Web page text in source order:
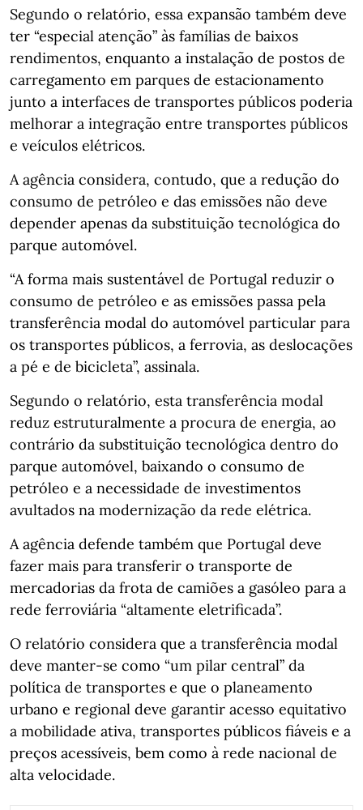
Segundo o relatório, essa expansão também deve
ter “especial atenção” às famílias de baixos
rendimentos, enquanto a instalação de postos de
carregamento em parques de estacionamento
junto a interfaces de transportes públicos poderia
melhorar a integração entre transportes públicos
e veículos elétricos.
A agência considera, contudo, que a redução do
consumo de petróleo e das emissões não deve
depender apenas da substituição tecnológica do
parque automóvel.
“A forma mais sustentável de Portugal reduzir o
consumo de petróleo e as emissões passa pela
transferência modal do automóvel particular para
os transportes públicos, a ferrovia, as deslocações
a pé e de bicicleta”, assinala.
Segundo o relatório, esta transferência modal
reduz estruturalmente a procura de energia, ao
contrário da substituição tecnológica dentro do
parque automóvel, baixando o consumo de
petróleo e a necessidade de investimentos
avultados na modernização da rede elétrica.
A agência defende também que Portugal deve
fazer mais para transferir o transporte de
mercadorias da frota de camiões a gasóleo para a
rede ferroviária “altamente eletrificada”.
O relatório considera que a transferência modal
deve manter-se como “um pilar central” da
política de transportes e que o planeamento
urbano e regional deve garantir acesso equitativo
a mobilidade ativa, transportes públicos fiáveis e a
preços acessíveis, bem como à rede nacional de
alta velocidade.